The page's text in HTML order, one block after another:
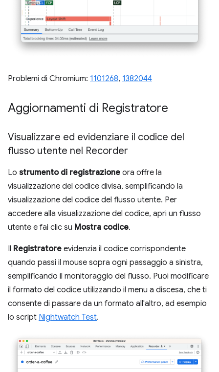
Problemi di Chromium: 1101268, 1382044
Aggiornamenti di Registratore
Visualizzare ed evidenziare il codice del
flusso utente nel Recorder
Lo strumento di registrazione ora offre la
visualizzazione del codice divisa, semplificando la
visualizzazione del codice del flusso utente. Per
accedere alla visualizzazione del codice, apri un flusso
utente e fai clic su Mostra codice.
Il Registratore evidenzia il codice corrispondente
quando passi il mouse sopra ogni passaggio a sinistra,
semplificando il monitoraggio del flusso. Puoi modificare
il formato del codice utilizzando il menu a discesa, che ti
consente di passare da un formato all'altro, ad esempio
lo script Nightwatch Test.